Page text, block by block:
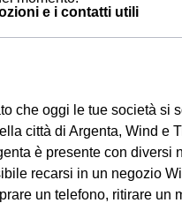
e i contatti utili
che oggi le tue società si
città di Argenta, Wind e
è presente con diversi
recarsi in un negozio
un telefono, ritirare un